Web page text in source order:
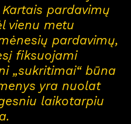
pardavimų
vienu metu
pardavimų,
fiksuojami
„sukritimai“ būna
yra nuolat
laikotarpiu